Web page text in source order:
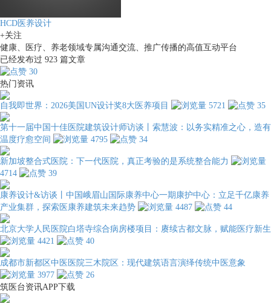
HCD医养设计
+关注
健康、医疗、养老领域专属沟通交流、推广传播的高值互动平台
已经发布过 923 篇文章
30
热门资讯
自我即世界：2026美国UN设计奖8大医养项目 5721 35
第十一届中国十佳医院建筑设计师访谈丨索慧波：以务实精准之心，造有
温度疗愈空间
4795 34
新加坡整合式医院：下一代医院，真正考验的是系统整合能力
4714
39
康养设计&访谈丨中国峨眉山国际康养中心一期康护中心：立足千亿康养
产业集群，探索医康养建筑未来趋势
4487 44
北京大学人民医院白塔寺综合病房楼项目：赓续古都文脉，赋能医疗新生
4421
40
成都市新都区中医医院三木院区：现代建筑语言演绎传统中医意象
3977
26
筑医台资讯APP下载